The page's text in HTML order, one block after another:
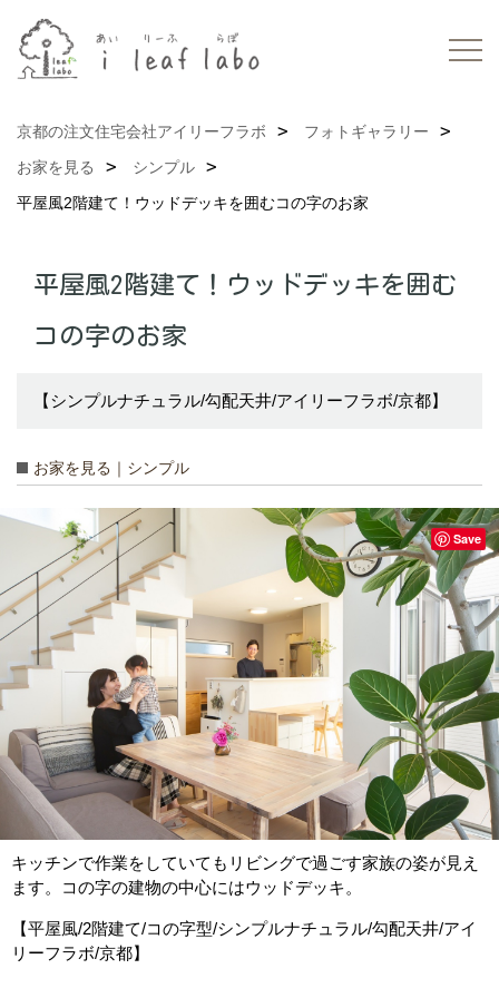
京都の注文住宅会社アイリーフラボ
フォトギャラリー
お家を見る
シンプル
平屋風2階建て！ウッドデッキを囲むコの字のお家
平屋風2階建て！ウッドデッキを囲む
コの字のお家
【シンプルナチュラル/勾配天井/アイリーフラボ/京都】
お家を見る｜シンプル
キッチンで作業をしていてもリビングで過ごす家族の姿が見え
ます。コの字の建物の中心にはウッドデッキ。
【平屋風/2階建て/コの字型/シンプルナチュラル/勾配天井/アイ
リーフラボ/京都】
Save